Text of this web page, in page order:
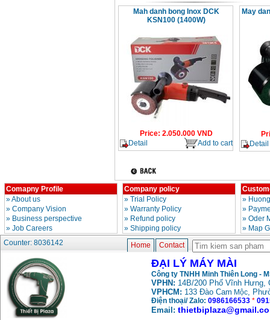
Mah danh bong Inox DCK
KSN100 (1400W)
Price: 2.050.000 VND
Detail
Add to cart
May
Detail
Comapny Profile
»About us
» Company Vision
» Business perspective
» Job Careers
Company policy
» Trial Policy
» Warranty Policy
» Refund policy
» Shipping policy
»
»
» Oder
» Map
Counter: 8036142
Home Contact
ĐẠI LÝ MÁY MÀI
Công ty TNHH Minh Thiên Long -
VPHN: 14B/200 Phố Vĩnh Hưng,
VPHCM: 133 Đào Cam Mộc,
Điện thoại/ Zalo: 0986166533 *
Email: